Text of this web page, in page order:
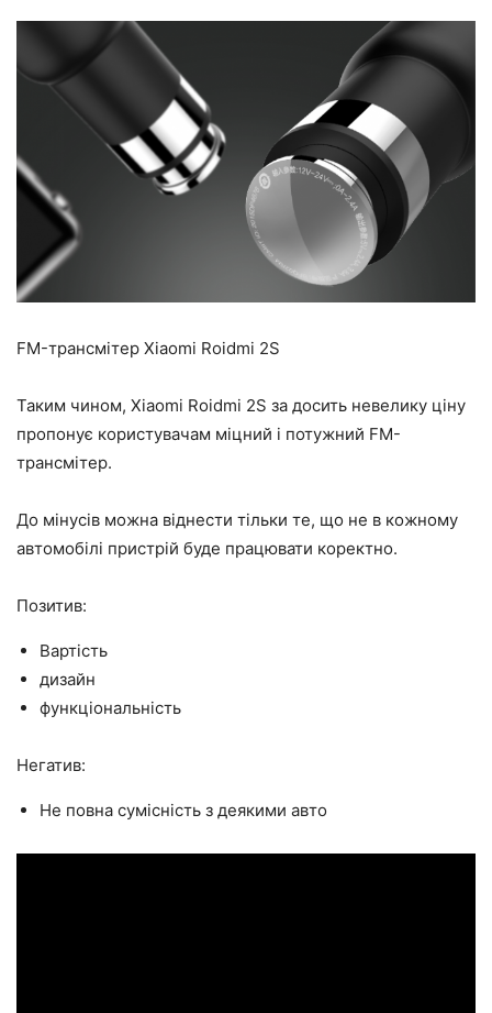
FM-трансмітер Xiaomi Roidmi 2S
Таким чином, Xiaomi Roidmi 2S за досить невелику ціну
пропонує користувачам міцний і потужний FM-
трансмітер.
До мінусів можна віднести тільки те, що не в кожному
автомобілі пристрій буде працювати коректно.
Позитив:
Вартість
дизайн
функціональність
Негатив:
Не повна сумісність з деякими авто